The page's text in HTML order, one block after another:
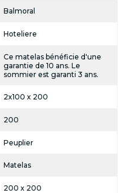
Balmoral
Hoteliere
Ce matelas bénéficie d'une
garantie de 10 ans. Le
sommier est garanti 3 ans.
2x100 x 200
200
Peuplier
Matelas
200 x 200